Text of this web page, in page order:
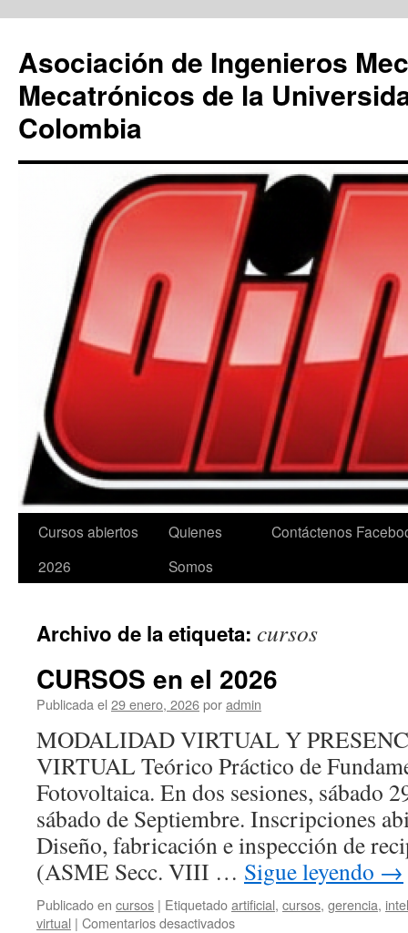
contenido
Asociación de Ingenieros
Mecatrónicos de la
Colombia
Cursos abiertos
2026
Quienes
Somos
Contáctenos
Archivo de la etiqueta: cursos
CURSOS en el 2026
Publicada el 29 enero, 2026poradmin
MODALIDAD VIRTUAL Y
VIRTUAL Teórico Práctico de
Fotovoltaica. En dos sesiones, sábado
sábado de Septiembre. Inscripciones
Diseño, fabricación e inspección de
(ASME Secc. VIII … Sigue leyendo →
Publicado en cursos | Etiquetadoartificial, cursos, gerencia,
virtual | Comentarios desactivadosen